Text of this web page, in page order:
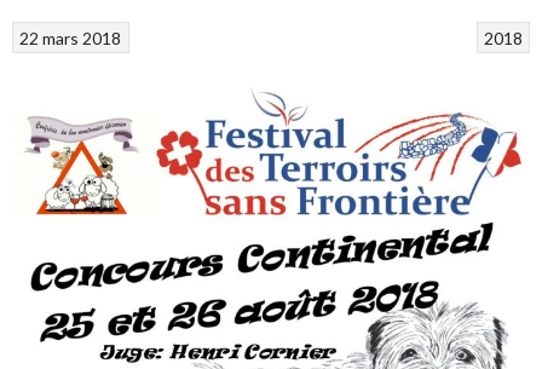
2018
22 mars 2018